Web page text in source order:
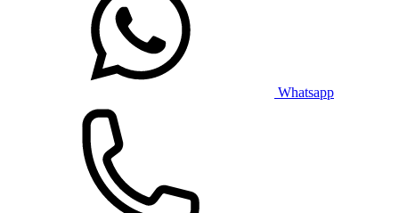
Whatsapp